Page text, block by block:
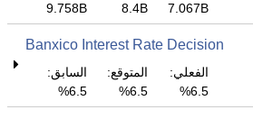
7.067B
8.4B
9.758B
Banxico Interest Rate Decision
الفعلي:
6.5%
المتوقع:
6.5%
السابق:
6.5%